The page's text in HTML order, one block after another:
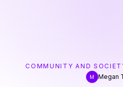
COMMUNITY AND
M Megan